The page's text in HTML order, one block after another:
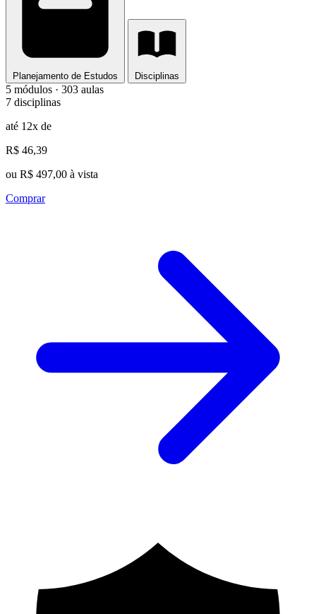
Planejamento de Estudos Disciplinas
5 módulos · 303 aulas
7 disciplinas
até 12x de
R$ 46,39
ou R$ 497,00 à vista
Comprar